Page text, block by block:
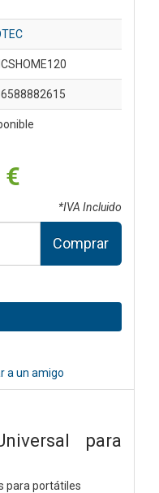
*IVA Incluido
Comprar
a un amigo
para
para portátiles